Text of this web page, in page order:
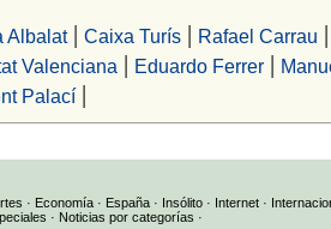
Albalat| Caixa Turís| Rafael Carrau
Valenciana | Eduardo Ferrer|
Palací|
· Economía · España · Insólito · Internet ·
· Noticias por categorías ·